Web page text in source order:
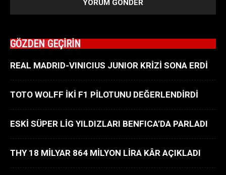
GÖZDEN GEÇİRİN
REAL MADRID-VINICIUS JUNIOR KRİZİ SONA ERDİ
TOTO WOLFF İKİ F1 PİLOTUNU DEĞERLENDİRDİ
ESKİ SÜPER LİG YILDIZLARI BENFICA’DA PARLADI
THY 18 MİLYAR 864 MİLYON LİRA KÂR AÇIKLADI